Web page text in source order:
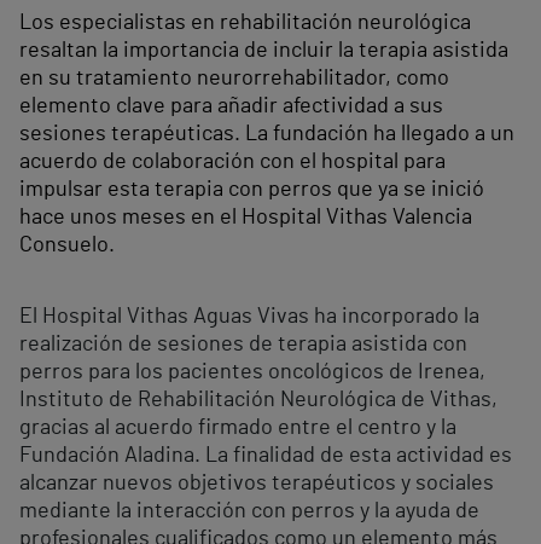
Los especialistas en rehabilitación neurológica
resaltan la importancia de incluir la terapia asistida
en su tratamiento neurorrehabilitador, como
elemento clave para añadir afectividad a sus
sesiones terapéuticas. La fundación ha llegado a un
acuerdo de colaboración con el hospital para
impulsar esta terapia con perros que ya se inició
hace unos meses en el Hospital Vithas Valencia
Consuelo.
El Hospital Vithas Aguas Vivas ha incorporado la
realización de sesiones de terapia asistida con
perros para los pacientes oncológicos de Irenea,
Instituto de Rehabilitación Neurológica de Vithas,
gracias al acuerdo firmado entre el centro y la
Fundación Aladina. La finalidad de esta actividad es
alcanzar nuevos objetivos terapéuticos y sociales
mediante la interacción con perros y la ayuda de
profesionales cualificados como un elemento más